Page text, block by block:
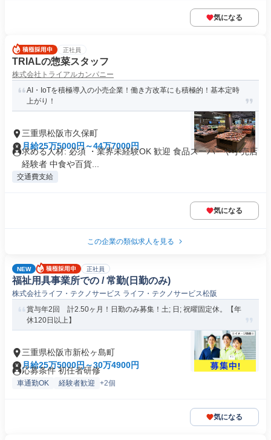
気になる
正社員
TRIALの惣菜スタッフ
株式会社トライアルカンパニー
AI・IoTを積極導入の小売企業！働き方改革にも積極的！基本定時
上がり！
三重県松阪市久保町
月給25万5000円～44万7000円
求める人材: 必須 ・業界未経験OK 歓迎 食品スーパーや小売店
経験者 中食や百貨...
交通費支給
気になる
この企業の類似求人を見る
NEW 正社員
福祉用具事業所での / 常勤(日勤のみ)
株式会社ライフ・テクノサービス ライフ・テクノサービス松阪
賞与年2回 計2.50ヶ月！日勤のみ募集！土; 日; 祝曜固定休。【年
休120日以上】
三重県松阪市新松ヶ島町
月給25万5000円～30万4900円
応募条件 初任者研修
車通勤OK 経験者歓迎 +2個
気になる